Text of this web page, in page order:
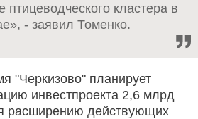
кластера в
- заявил Томенко.
"Черкизово" планирует
инвестпроекта 2,6 млрд
расширению действующих